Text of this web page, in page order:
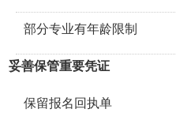
部分专业有年龄限制
妥善保管重要凭证
保留报名回执单